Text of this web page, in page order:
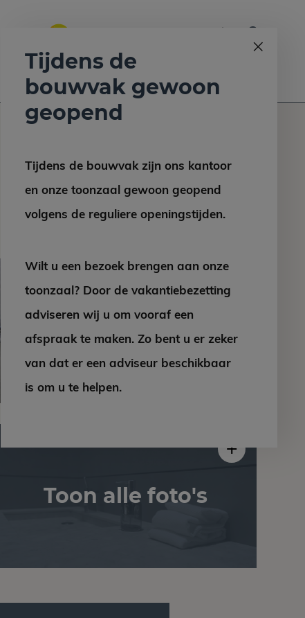
Nieuws
Tijdens de
bouwvak gewoon
geopend
Tijdens de bouwvak zijn ons kantoor
en onze toonzaal gewoon geopend
volgens de reguliere openingstijden.
Wilt u een bezoek brengen aan onze
toonzaal? Door de vakantiebezetting
adviseren wij u om vooraf een
afspraak te maken. Zo bent u er zeker
van dat er een adviseur beschikbaar
is om u te helpen.